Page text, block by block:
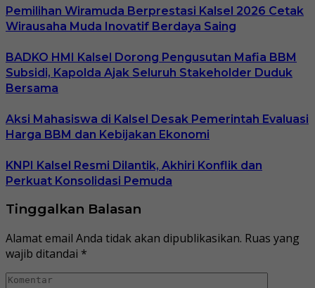
Pemilihan Wiramuda Berprestasi Kalsel 2026 Cetak
Wirausaha Muda Inovatif Berdaya Saing
BADKO HMI Kalsel Dorong Pengusutan Mafia BBM
Subsidi, Kapolda Ajak Seluruh Stakeholder Duduk
Bersama
Aksi Mahasiswa di Kalsel Desak Pemerintah Evaluasi
Harga BBM dan Kebijakan Ekonomi
KNPI Kalsel Resmi Dilantik, Akhiri Konflik dan
Perkuat Konsolidasi Pemuda
Tinggalkan Balasan
Alamat email Anda tidak akan dipublikasikan. Ruas yang
wajib ditandai *